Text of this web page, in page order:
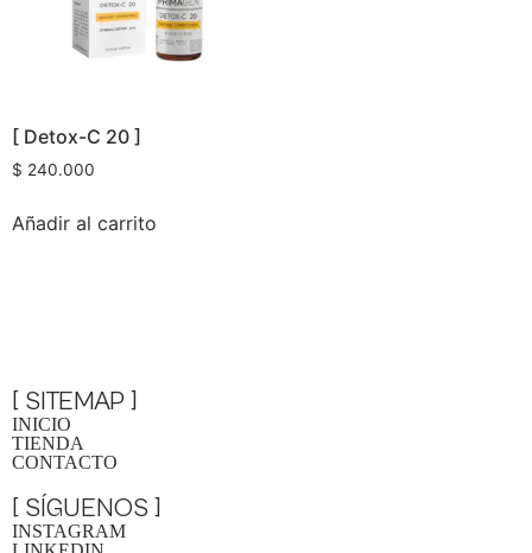
[ Detox-C 20 ]
$ 240.000
Añadir al carrito
[ SITEMAP ]
INICIO
TIENDA
CONTACTO
[ SÍGUENOS ]
INSTAGRAM